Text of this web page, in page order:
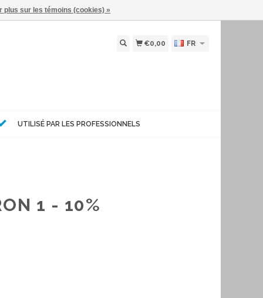
€0,00 FR
UTILISÉ PAR LES PROFESSIONNELS
1 - 10%
plus sur les témoins (cookies) »